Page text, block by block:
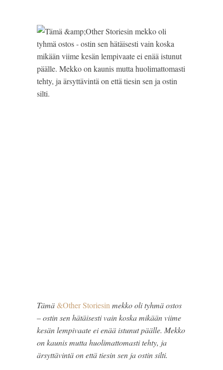
Tämä&Other Storiesin mekko oli tyhmä ostos
– ostin sen hätäisesti vain koska mikään viime
kesän lempivaate ei enää istunut päälle. Mekko
on kaunis mutta huolimattomasti tehty, ja
ärsyttävintä on että tiesin sen ja ostin silti.